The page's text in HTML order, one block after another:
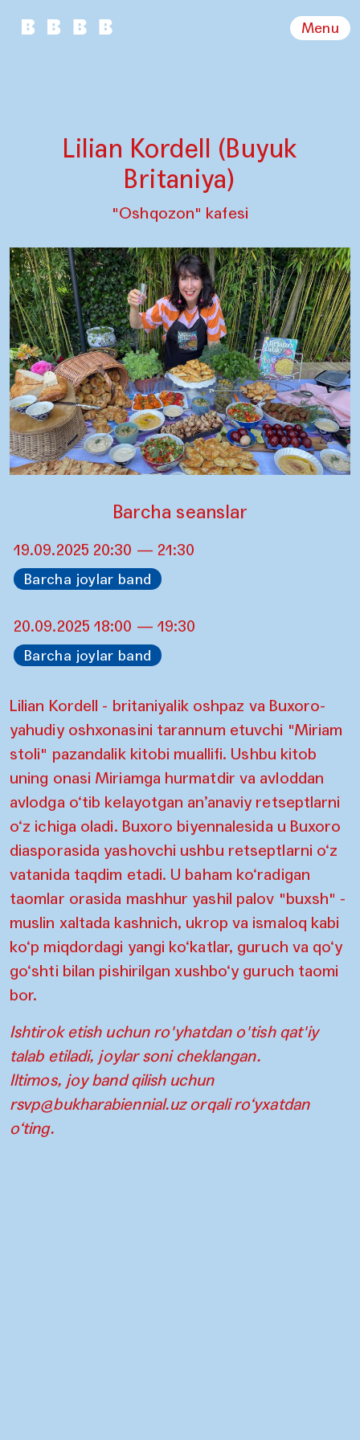
Menu
Lilian Kordell (Buyuk
Britaniya)
"Oshqozon" kafesi
Barcha seanslar
19.09.2025 20:30 — 21:30
Barcha joylar band
20.09.2025 18:00 — 19:30
Barcha joylar band
Lilian Kordell - britaniyalik oshpaz va Buxoro-
yahudiy oshxonasini tarannum etuvchi "Miriam
stoli" pazandalik kitobi muallifi. Ushbu kitob
uning onasi Miriamga hurmatdir va avloddan
avlodga o‘tib kelayotgan an’anaviy retseptlarni
o‘z ichiga oladi. Buxoro biyennalesida u Buxoro
diasporasida yashovchi ushbu retseptlarni o‘z
vatanida taqdim etadi. U baham ko‘radigan
taomlar orasida mashhur yashil palov "buxsh" -
muslin xaltada kashnich, ukrop va ismaloq kabi
ko‘p miqdordagi yangi ko‘katlar, guruch va qo‘y
go‘shti bilan pishirilgan xushbo‘y guruch taomi
bor.
Ishtirok etish uchun ro'yhatdan o'tish qat'iy
talab etiladi, joylar soni cheklangan.
Iltimos, joy band qilish uchun
rsvp@bukharabiennial.uzorqali ro‘yxatdan
o‘ting.